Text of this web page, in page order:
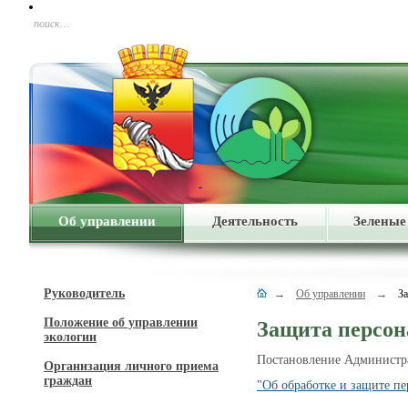
поиск…
Об управлении Деятельность
Руководитель
Положение об управлении
экологии
Организация личного приема
граждан
→ Об управлении →
Защита
Постановление
"Об обработке и защите